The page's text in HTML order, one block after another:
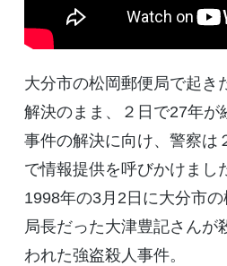
大分市の松岡郵便局で起き
解決のまま、２日で27年が
事件の解決に向け、警察は
で情報提供を呼びかけまし
1998年の3月2日に大分市の
局長だった大津豊記さんが
われた強盗殺人事件。